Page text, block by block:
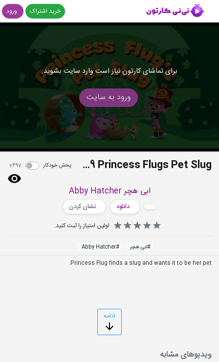
خرید اشتراک ورود
برای تماشای کارتون نیاز است وارد سایت بشوید.
ورود به سایت
S01E29 Princess Flugs Pet Slug پخش خودکار 2497
ابی هچر Abby Hatcher
دانلود
نشان کردن
اولین امتیاز را ثبت کنید.
#ابی هچر #
Abby Hatcher
Princess Flug finds a slug and wants it to be her pet.
ادامه
ویدیوهای مشابه